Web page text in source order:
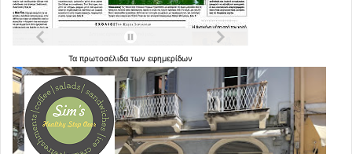
Τα πρωτοσέλιδα των εφημερίδων